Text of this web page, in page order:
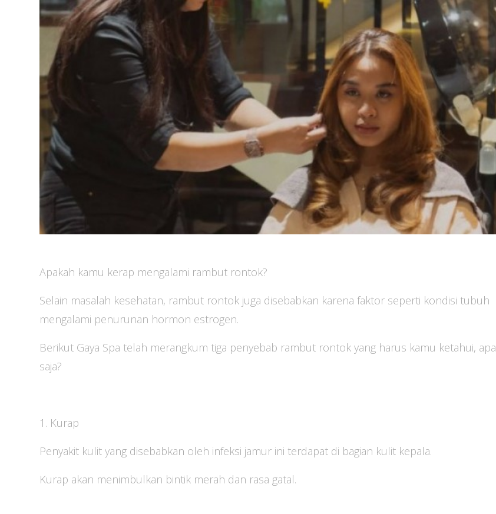
Apakah kamu kerap mengalami rambut rontok?
Selain masalah kesehatan, rambut rontok juga disebabkan karena faktor seperti kondisi tubuh
mengalami penurunan hormon estrogen.
Berikut Gaya Spa telah merangkum tiga penyebab rambut rontok yang harus kamu ketahui, apa
saja?
1. Kurap
Penyakit kulit yang disebabkan oleh infeksi jamur ini terdapat di bagian kulit kepala.
Kurap akan menimbulkan bintik merah dan rasa gatal.